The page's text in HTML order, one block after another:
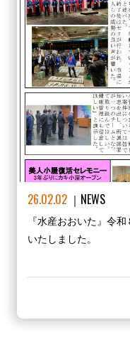
26.02.02 NEWS
『水産おおいた』令
いたしました。